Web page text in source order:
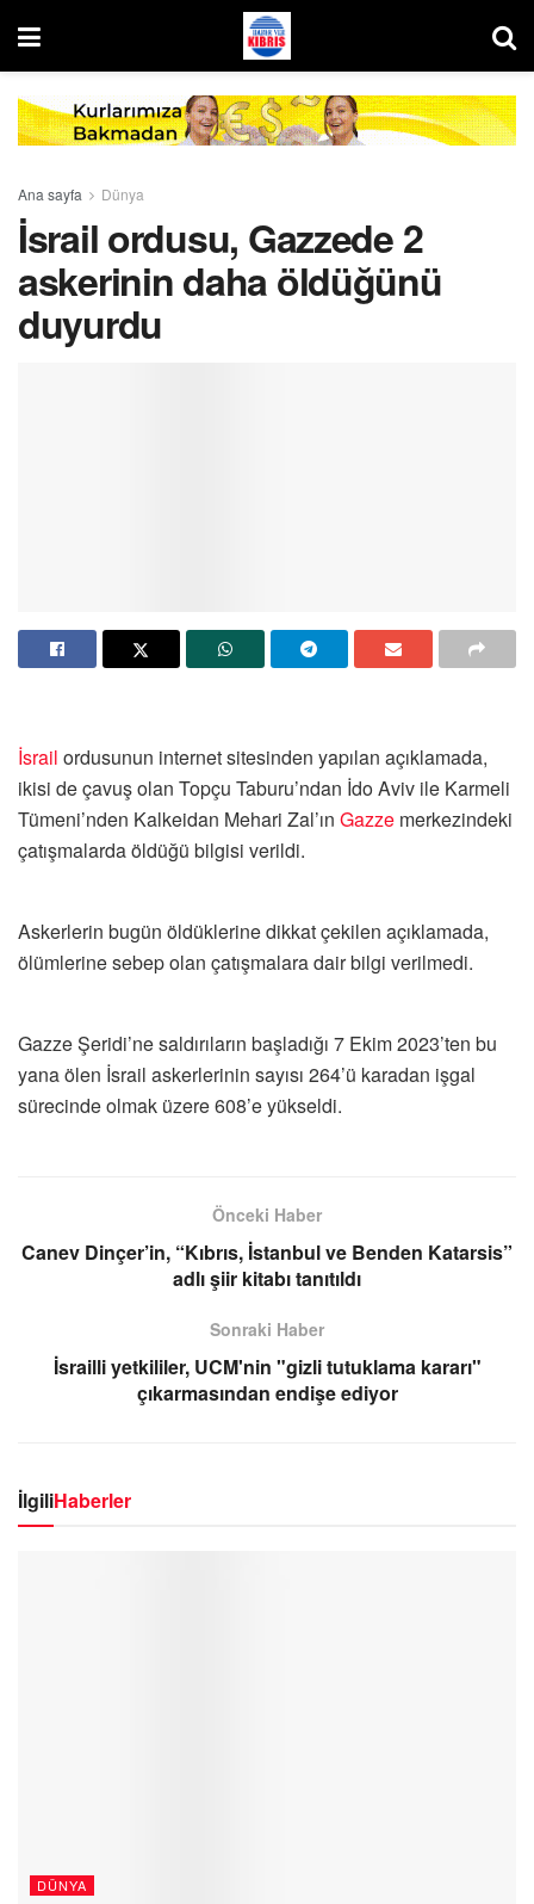
Ana sayfa Dünya
İsrail ordusu, Gazzede 2
askerinin daha öldüğünü
duyurdu
İsrail ordusunun internet sitesinden yapılan açıklamada,
ikisi de çavuş olan Topçu Taburu’ndan İdo Aviv ile Karmeli
Tümeni’nden Kalkeidan Mehari Zal’ın Gazze merkezindeki
çatışmalarda öldüğü bilgisi verildi.
Askerlerin bugün öldüklerine dikkat çekilen açıklamada,
ölümlerine sebep olan çatışmalara dair bilgi verilmedi.
Gazze Şeridi’ne saldırıların başladığı 7 Ekim 2023’ten bu
yana ölen İsrail askerlerinin sayısı 264’ü karadan işgal
sürecinde olmak üzere 608’e yükseldi.
Önceki Haber
Canev Dinçer’in, “Kıbrıs, İstanbul ve Benden Katarsis”
adlı şiir kitabı tanıtıldı
Sonraki Haber
İsrailli yetkililer, UCM'nin "gizli tutuklama kararı"
çıkarmasından endişe ediyor
İlgiliHaberler
DÜNYA